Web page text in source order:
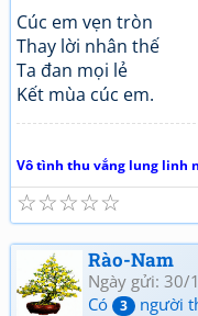
Cúc em vẹn tròn
Thay lời nhân thế
Ta đan mọi lẻ
Kết mùa cúc em.
Vô tình thu vắng lung linh
☆
☆
☆
☆
☆
Rào-Nam
Ngày gửi:
Có
3 người